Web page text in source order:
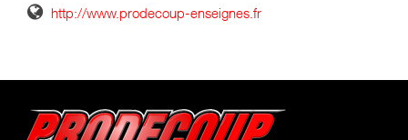
http://www.prodecoup-enseignes.fr